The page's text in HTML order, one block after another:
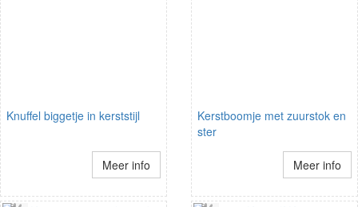
Knuffel biggetje in kerststijl
Meer info
Kerstboomje met zuurstok en
ster
Meer info